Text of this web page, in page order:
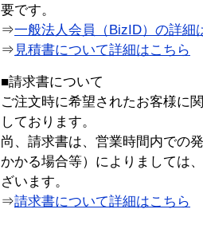
要です。
⇒一般法人会員（BizID）の詳細
⇒ 見積書について詳細はこちら
■請求書について
ご注文時に希望されたお客様に
しております。
尚、請求書は、営業時間内での
かかる場合等）によりましては
ざいます。
⇒請求書について詳細はこちら